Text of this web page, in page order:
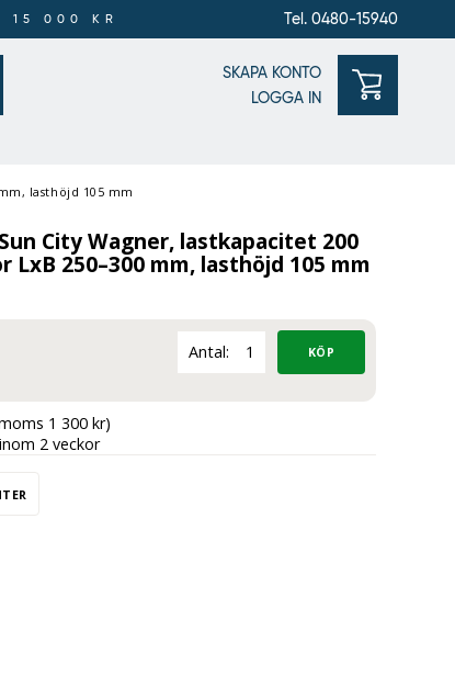
15 000 KR Tel. 0480-15940
SKAPA KONTO
LOGGA IN
lasthöjd 105 mm
City Wagner, lastkapacitet 200
LxB 250–300 mm, lasthöjd 105 mm
Antal:
1 300 kr)
2 veckor